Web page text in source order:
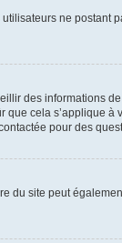
ne
des informations
cela s’applique
pour des
du site peut